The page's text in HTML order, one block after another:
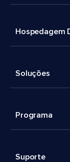
Hospedagem
Soluções
Programa
Suporte